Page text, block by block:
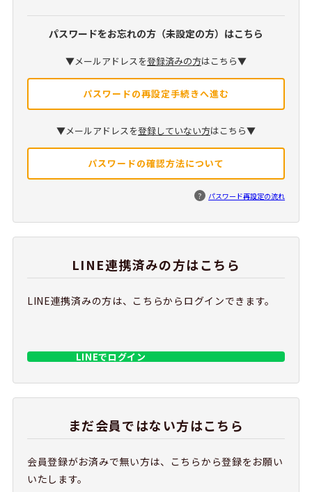
パスワードをお忘れの方（未設定の方）はこちら
▼メールアドレスを登録済みの方はこちら▼
パスワードの再設定手続きへ進む
▼メールアドレスを登録していない方はこちら▼
パスワードの確認方法について
? パスワード再設定の流れ
LINE連携済みの方はこちら
LINE連携済みの方は、こちらからログインできます。
LINEでログイン
まだ会員ではない方はこちら
会員登録がお済みで無い方は、こちらから登録をお願い
いたします。